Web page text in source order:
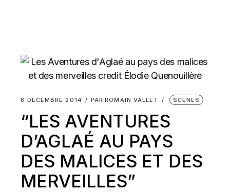
8 DÉCEMBRE 2014 PAR ROMAIN VALLET SCÈNES
“LES AVENTURES
D’AGLAÉ AU PAYS
DES MALICES ET DES
MERVEILLES”